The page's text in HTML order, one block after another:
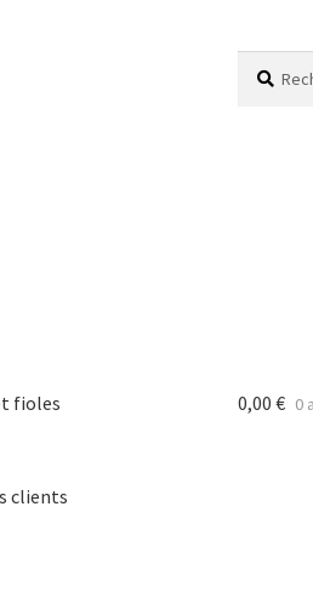
fioles
clients
0,00 € 0